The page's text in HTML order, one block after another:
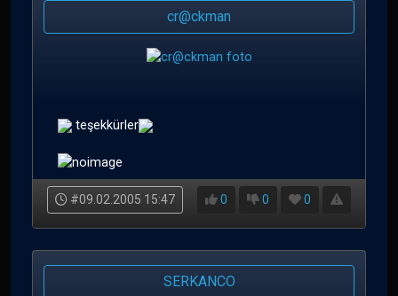
cr@ckman
teşekkürler
#09.02.2005 15:47 0 0 0
SERKANCO